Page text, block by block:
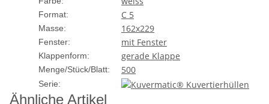
Eigenschaften:
Format:
C5 (162x229 mm)
Farbe:
Fenster:
Ja, für eine einfache Adressanzeige
Verschluss:Haftklebung für eine sichere und
Hochwertiges Papier für ein
Format: C 5
Masse: 162x229
Fenster: mit Fenster
Klappenform: gerade Klappe
Menge/Stück/Blatt: 500
Serie:
Ähnliche Artikel